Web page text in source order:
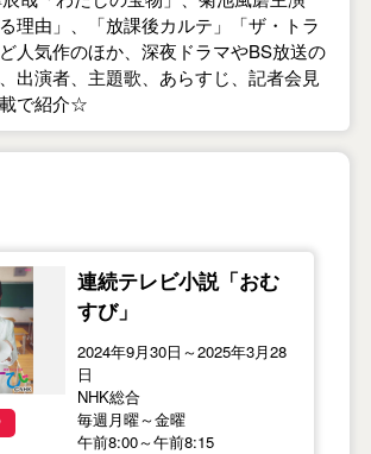
理由」、「放課後カルテ」「ザ・トラ
人気作のほか、深夜ドラマやBS放送の
出演者、主題歌、あらすじ、記者会見
で紹介☆
連続テレビ小説「おむ
すび」
2024年9月30日～2025年3月28
日
NHK総合
毎週月曜～金曜
午前8:00～午前8:15